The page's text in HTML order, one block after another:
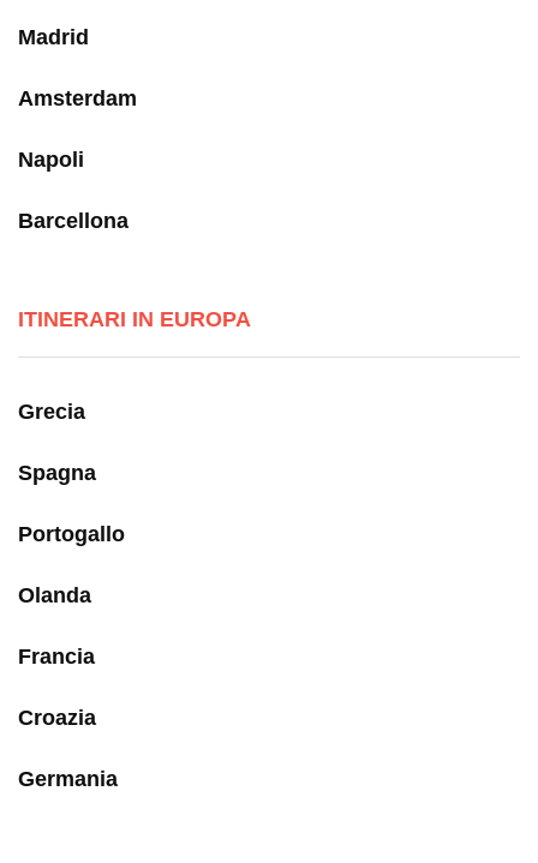
Madrid
Amsterdam
Napoli
Barcellona
ITINERARI IN EUROPA
Grecia
Spagna
Portogallo
Olanda
Francia
Croazia
Germania